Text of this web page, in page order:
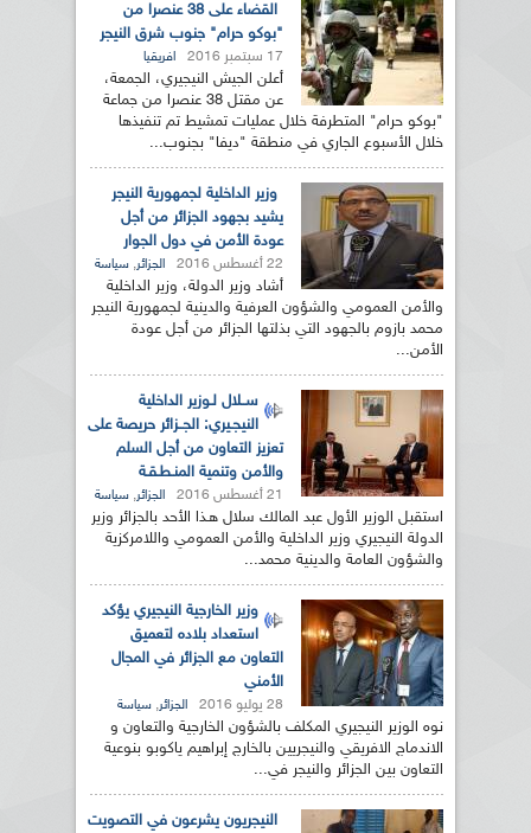
القضاء على 38 عنصرا من
"بوكو حرام" جنوب شرق النيجر
17 سبتمبر 2016 افريقيا
أعلن الجيش النيجيري، الجمعة،
عن مقتل 38 عنصرا من جماعة
"بوكو حرام" المتطرفة خلال عمليات تمشيط تم تنفيذها
خلال الأسبوع الجاري في منطقة "ديفا" بجنوب...
وزير الداخلية لجمهورية النيجر
يشيد بجهود الجزائر من أجل
عودة الأمن في دول الجوار
22 أغسطس 2016 الجزائر, سياسة
أشاد وزير الدولة، وزير الداخلية
والأمن العمومي والشؤون العرفية والدينية لجمهورية النيجر
محمد بازوم بالجهود التي بذلتها الجزائر من أجل عودة
الأمن...
ســلال لـوزير الداخلية
النيجـيري: الجــزائر حريصة على
تعزيز التعاون من أجل السلم
والأمن وتنمية المنـطـقـة
21 أغسطس 2016 الجزائر, سياسة
استقبل الوزير الأول عبد المالك سلال هـذا الأحد بالجزائر وزير
الدولة النيجيري وزير الداخلية والأمن العمومي واللامركزية
والشؤون العامة والدينية محمد...
وزير الخارجية النيجيري يؤكد
استعداد بلاده لتعميق
التعاون مع الجزائر في المجال
الأمني
28 يوليو 2016 الجزائر, سياسة
نوه الوزير النيجيري المكلف بالشؤون الخارجية والتعاون و
الاندماج الافريقي والنيجريين بالخارج إبراهيم ياكوبو بنوعية
التعاون بين الجزائر والنيجر في...
النيجريون يشرعون في التصويت